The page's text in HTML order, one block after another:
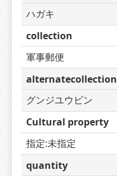
ハガキ
collection
軍事郵便
alternatecollection
グンジユウビン
Cultural property
指定:未指定
quantity